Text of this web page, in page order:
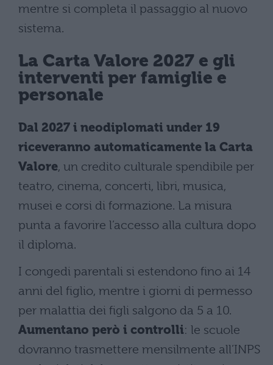
mentre si completa il passaggio al nuovo
sistema.
La Carta Valore 2027 e gli
interventi per famiglie e
personale
Dal 2027 i neodiplomati under 19
riceveranno automaticamente la Carta
Valore, un credito culturale spendibile per
teatro, cinema, concerti, libri, musica,
musei e corsi di formazione. La misura
punta a favorire l’accesso alla cultura dopo
il diploma.
I congedi parentali si estendono fino ai 14
anni del figlio, mentre i giorni di permesso
per malattia dei figli salgono da 5 a 10.
Aumentano però i controlli: le scuole
dovranno trasmettere mensilmente all’INPS